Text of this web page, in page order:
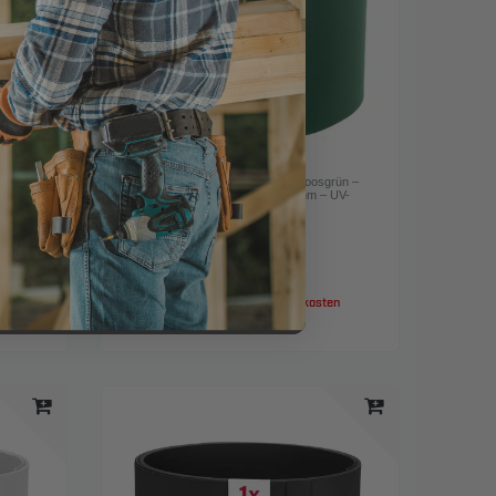
Zaun-Sichtschutzstreifen PP – Moosgrün –
Lederoptik – matt – 26 m × 190 mm – UV-
beständig , Farbe: Moosgrün
46,95 € *
26 Meter | 1,81 € / Meter
inkl. ges. MwSt. Versandkosten